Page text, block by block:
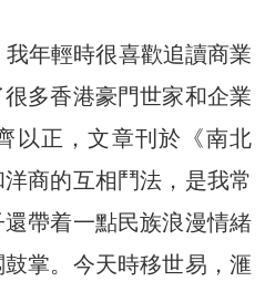
年輕時很喜歡追讀商業
多香港豪門世家和企業
以正，文章刊於《南北
商的互相鬥法，是我常
帶着一點民族浪漫情緒
掌。今天時移世易，滙